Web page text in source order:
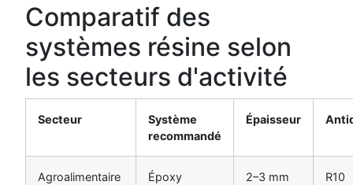
Comparatif des
systèmes résine selon
les secteurs d'activité
Secteur
Système
recommandé
Épaisseur
Agroalimentaire
Époxy
2–3 mm R10